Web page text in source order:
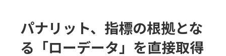
パナリット、指標の根拠とな
る「ローデータ」を直接取得